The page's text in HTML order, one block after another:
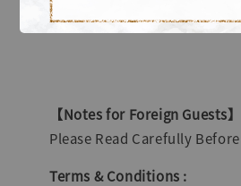
以上，感謝大家的體諒與支持
【Notes for Foreign Guests】
Please Read Carefully
Terms & Conditions :